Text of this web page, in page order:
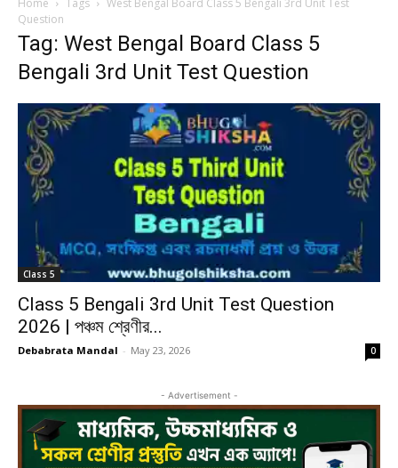
Home Tags
West Bengal Board Class 5 Bengali 3rd Unit Test
Question
Tag: West Bengal Board Class 5
Bengali 3rd Unit Test Question
Class 5
Class 5 Bengali 3rd Unit Test Question
2026 | পঞ্চম শ্রেণীর...
Debabrata Mandal - May 23, 2026 0
- Advertisement -